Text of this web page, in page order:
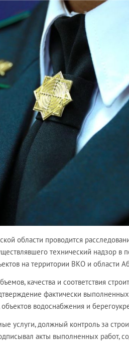
области проводится
технический надзор в
на территории ВКО и области
качества и соответствия
фактически
водоснабжения и
услуги, должный контроль за
акты выполненных работ,